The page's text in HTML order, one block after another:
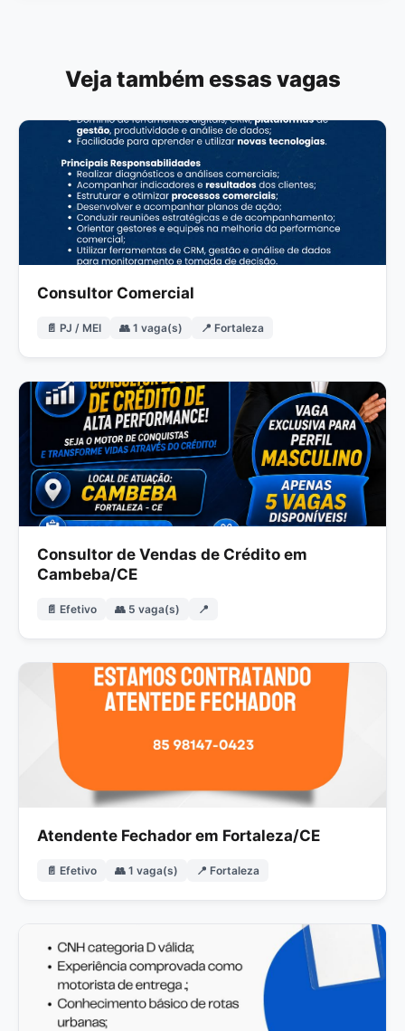
Veja também essas vagas
Consultor Comercial
📄 PJ / MEI 👥 1 vaga(s) 📍 Fortaleza
Consultor de Vendas de Crédito em
Cambeba/CE
📄 Efetivo 👥 5 vaga(s) 📍
Atendente Fechador em Fortaleza/CE
📄 Efetivo 👥 1 vaga(s) 📍 Fortaleza